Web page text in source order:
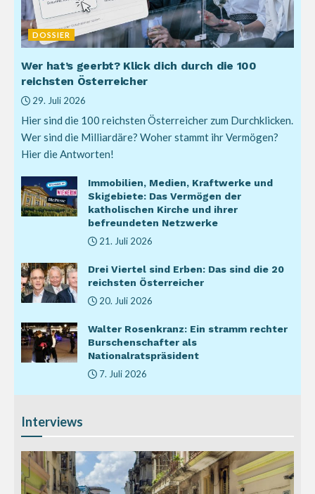
DOSSIER
Wer hat’s geerbt? Klick dich durch die 100
reichsten Österreicher
29. Juli 2026
Hier sind die 100 reichsten Österreicher zum Durchklicken.
Wer sind die Milliardäre? Woher stammt ihr Vermögen?
Hier die Antworten!
Immobilien, Medien, Kraftwerke und
Skigebiete: Das Vermögen der
katholischen Kirche und ihrer
befreundeten Netzwerke
21. Juli 2026
Drei Viertel sind Erben: Das sind die 20
reichsten Österreicher
20. Juli 2026
Walter Rosenkranz: Ein stramm rechter
Burschenschafter als
Nationalratspräsident
7. Juli 2026
Interviews